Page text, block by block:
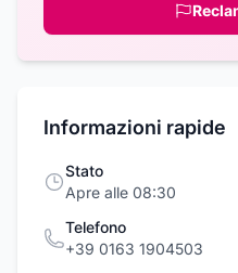
Informazioni rapide
Stato
Apre alle 08:30
Telefono
+39 0163 1904503